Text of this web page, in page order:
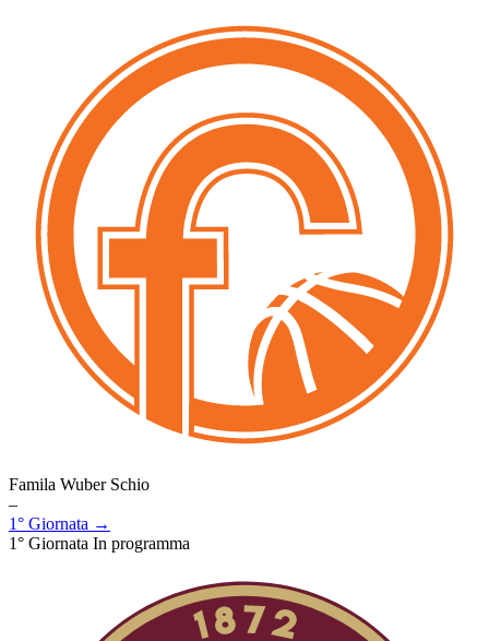
Famila Wuber Schio
–
1° Giornata →
1° Giornata In programma